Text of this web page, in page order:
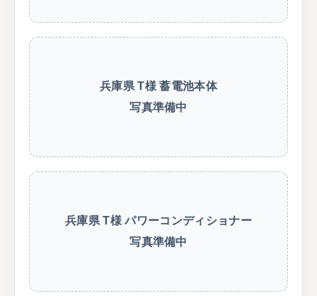
兵庫県 T様 蓄電池本体
写真準備中
兵庫県 T様 パワーコンディショナー
写真準備中